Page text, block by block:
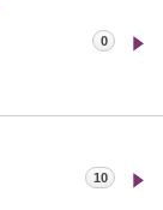
0
10